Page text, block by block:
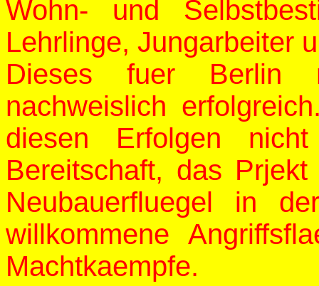
Wohn- und
Lehrlinge, Jungarbeiter
Dieses fuer Berlin
nachweislich
diesen Erfolgen
Bereitschaft, das
Neubauerfluegel in
willkommene
Machtkaempfe.